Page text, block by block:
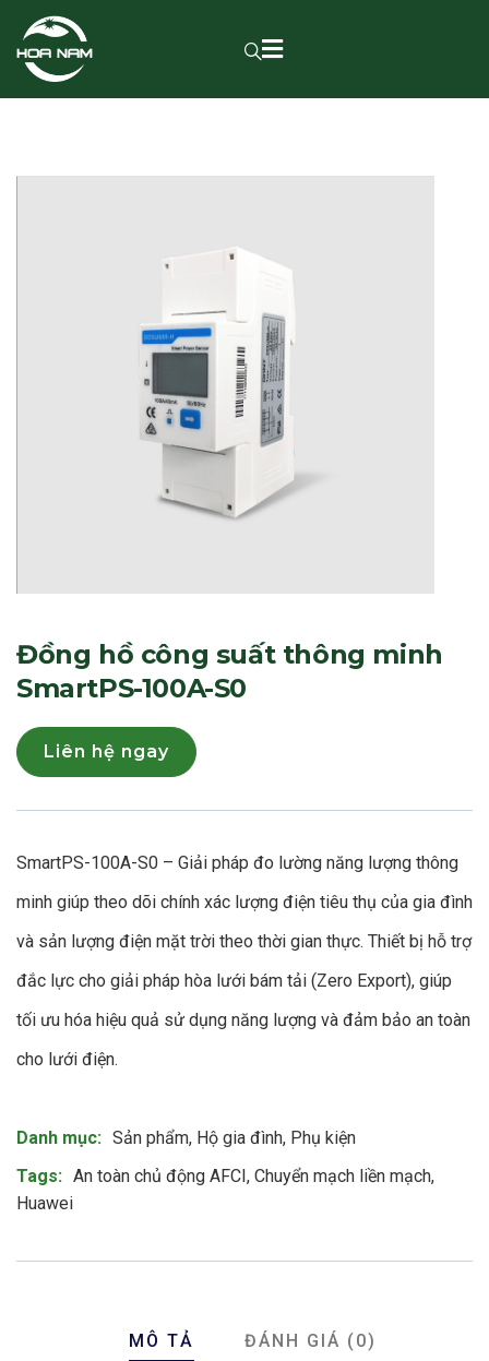
Đồng hồ công suất thông minh
SmartPS-100A-S0
Liên hệ ngay
SmartPS-100A-S0 – Giải pháp đo lường năng lượng thông
minh giúp theo dõi chính xác lượng điện tiêu thụ của gia đình
và sản lượng điện mặt trời theo thời gian thực. Thiết bị hỗ trợ
đắc lực cho giải pháp hòa lưới bám tải (Zero Export), giúp
tối ưu hóa hiệu quả sử dụng năng lượng và đảm bảo an toàn
cho lưới điện.
Danh mục: Sản phẩm, Hộ gia đình, Phụ kiện
Tags: An toàn chủ động AFCI , Chuyển mạch liền mạch,
Huawei
MÔ TẢ ĐÁNH GIÁ (0)